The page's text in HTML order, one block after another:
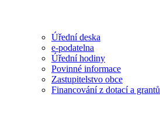
Úřední deska
e-podatelna
Úřední hodiny
Povinné informace
Zastupitelstvo obce
Financování z dotací a grantů